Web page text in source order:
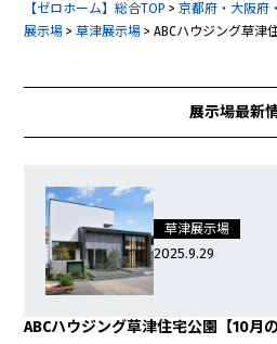
【ゼロホーム】総合TOP >京都府・大阪府
展示場 >草津展示場 >ABCハウジング草津
展示場最新
草津展示場
2025.9.29
ABCハウジング草津住宅公園【10月